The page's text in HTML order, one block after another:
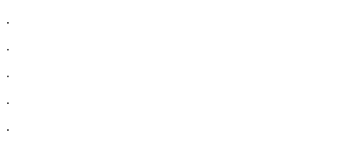
.
.
.
.
.